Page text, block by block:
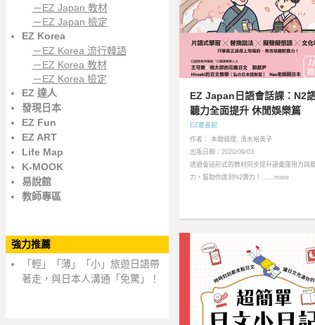
－EZ Japan 教材
－EZ Japan 檢定
EZ Korea
－EZ Korea 流行韓語
－EZ Korea 教材
－EZ Korea 檢定
EZ 達人
發現日本
EZ Fun
EZ ART
Life Map
K-MOOK
易說館
教師專區
強力推薦
「輕」「薄」「小」旅遊日語帶
著走，與日本人溝通「免驚」！
EZ Japan日語會話課：N2
聽力全面提升 休閒娛樂篇
EZ叢書館
作者： 本間岐理, 清水裕美子
出版日期：2020/09/03
透過會話形式的教材同步提升語彙運用力與
力，幫助你達到N2實力！……more